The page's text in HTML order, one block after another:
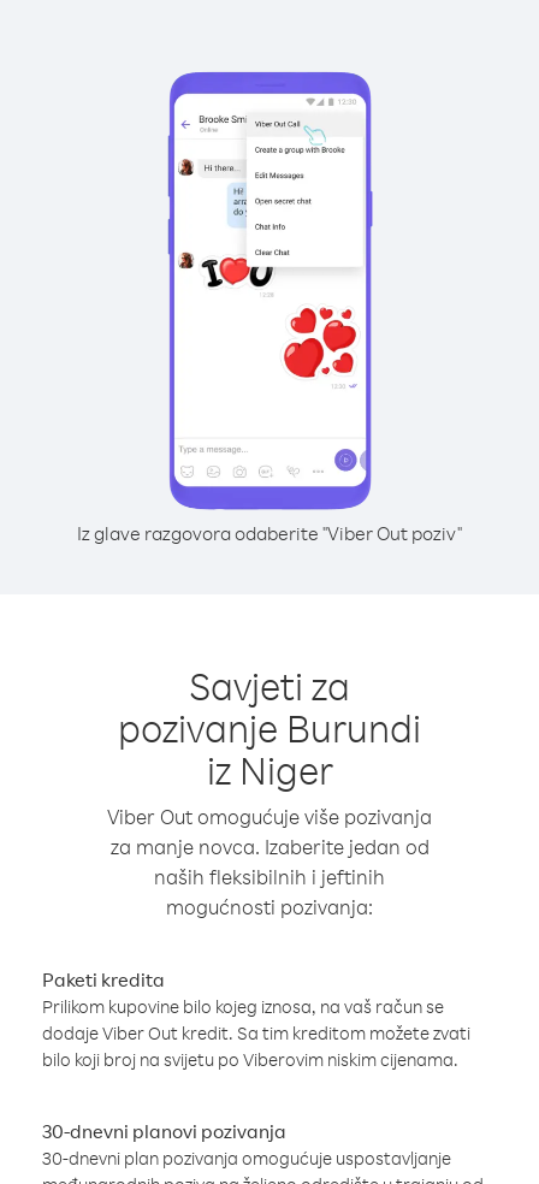
Iz glave razgovora odaberite "Viber Out poziv"
Savjeti za
pozivanje Burundi
iz Niger
Viber Out omogućuje više pozivanja
za manje novca. Izaberite jedan od
naših fleksibilnih i jeftinih
mogućnosti pozivanja:
Paketi kredita
Prilikom kupovine bilo kojeg iznosa, na vaš račun se
dodaje Viber Out kredit. Sa tim kreditom možete zvati
bilo koji broj na svijetu po Viberovim niskim cijenama.
30-dnevni planovi pozivanja
30-dnevni plan pozivanja omogućuje uspostavljanje